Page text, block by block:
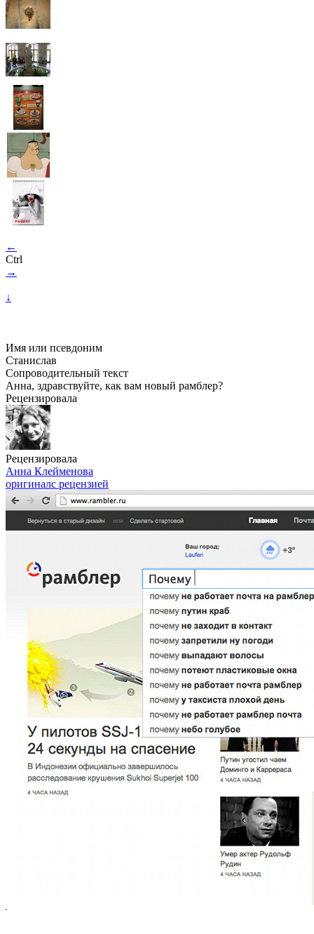
←
Ctrl
→
↓
Имя или псевдоним
Станислав
Сопроводительный текст
Анна, здравствуйте, как вам новый рамблер?
Рецензировала
Рецензировала
Анна Клейменова
оригиналс рецензией